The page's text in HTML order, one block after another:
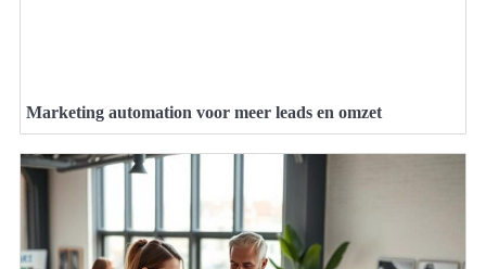
Marketing automation voor meer leads en omzet